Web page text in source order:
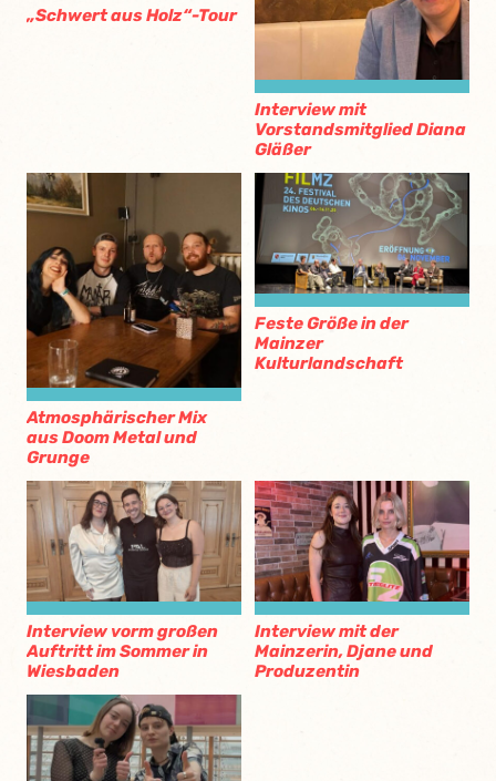
„Schwert aus Holz“-Tour
Interview mit
Vorstandsmitglied Diana
Gläßer
Atmosphärischer Mix
aus Doom Metal und
Grunge
Feste Größe in der
Mainzer
Kulturlandschaft
Interview vorm großen
Auftritt im Sommer in
Wiesbaden
Interview mit der
Mainzerin, Djane und
Produzentin